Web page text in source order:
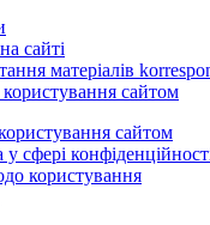
сайті
матеріалів
сайтом
сайтом
у сфері
користування